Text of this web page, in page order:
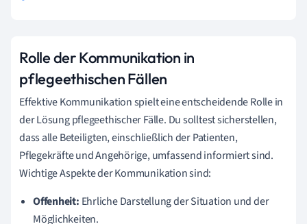
Rolle der Kommunikation in
pflegeethischen Fällen
Effektive Kommunikation spielt eine entscheidende Rolle in
der Lösung pflegeethischer Fälle. Du solltest sicherstellen,
dass alle Beteiligten, einschließlich der Patienten,
Pflegekräfte und Angehörige, umfassend informiert sind.
Wichtige Aspekte der Kommunikation sind:
Offenheit: Ehrliche Darstellung der Situation und der
Möglichkeiten.